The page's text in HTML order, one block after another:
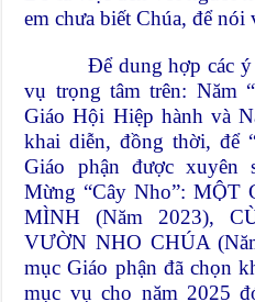
em chưa biết Chúa, để
Để dung hợp các ý
vụ trọng tâm trên: Năm
Giáo Hội Hiệp hành và
khai diễn, đồng thời, để
Giáo phận được xuyên
Mừng “Cây Nho”:
MÌNH (Năm 2023),
VƯỜN NHO CHÚA
mục Giáo phận đã chọn
mục vụ cho năm 2025